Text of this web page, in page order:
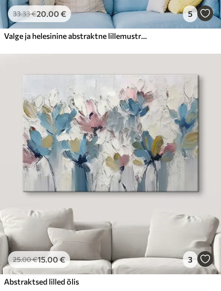
33.33€20.00 € 5
Valge ja helesinine abstraktne lillemustri kujundus, millel on tekstuuriga õielehed ja keerlevad jooned
25.00€15.00€ 3
Abstraktsed lilled õlis